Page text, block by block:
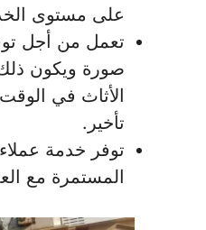
على مستوى
تعمل من أجل
صورة ويكون
الأثاث في
تأخير.
توفر خدمة
المستمرة مع